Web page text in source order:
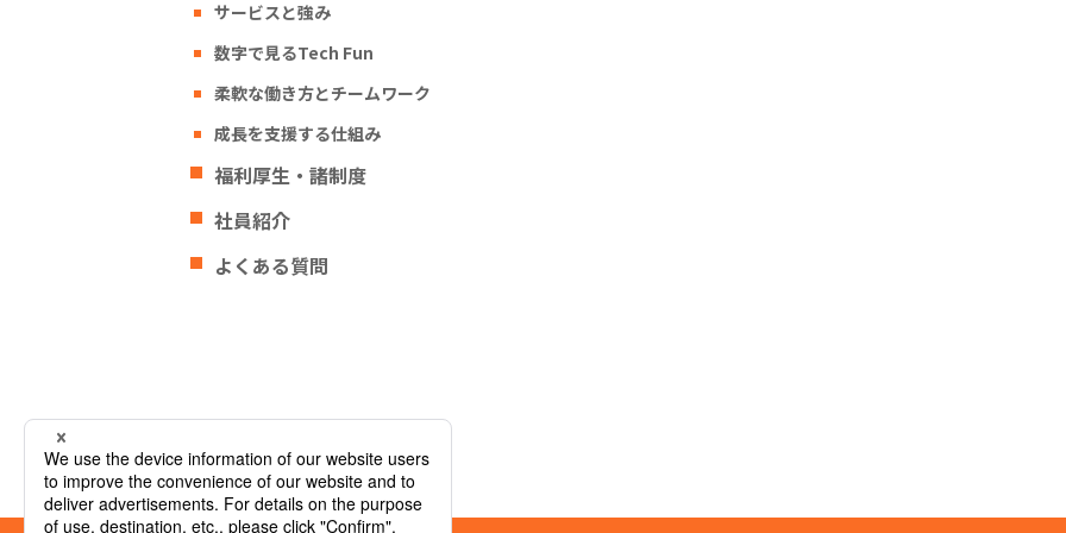
サービスと強み
数字で見るTech Fun
柔軟な働き方とチームワーク
成長を支援する仕組み
福利厚生・諸制度
社員紹介
よくある質問